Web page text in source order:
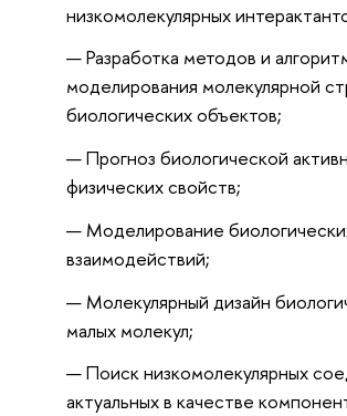
низкомолекулярных
Разработка методов и
моделирования молекулярной
биологических объектов;
Прогноз биологической
физических свойств;
Моделирование
взаимодействий;
Молекулярный дизайн
малых молекул;
Поиск низкомолекулярных
актуальных в качестве